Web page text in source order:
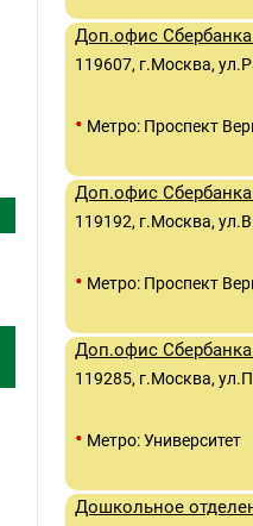
Доп.офис
119607, г.Москва,
• Метро: Проспект
Доп.офис
119192, г.Москва,
• Метро: Проспект
Доп.офис
119285, г.Москва,
• Метро: Университет
Дошкольное